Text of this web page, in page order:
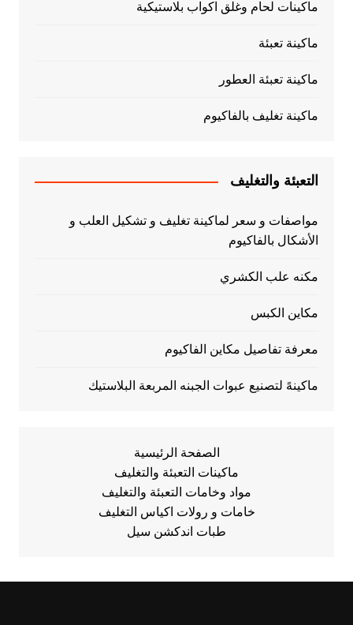
ماكينات لحام وغلق اكواب بلاستيكية
ماكينة تعبئة
ماكينة تعبئة العطور
ماكينة تغليف بالفاكيوم
التعبئة والتغليف
مواصفات و سعر لماكينة تغليف و تشكيل العلب و
الأشكال بالفاكيوم
مكنه علب الكشري
مكاين الكبس
معرفة تفاصيل مكاين الفاكيوم
ماكينهً لتصنيع عبوات الجبنه المربعة البلاستيك
الصفحة الرئيسية
ماكينات التعبئة والتغليف
مواد وخامات التعبئة والتغليف
خامات و رولات اكياس التغليف
طبات اندكشن سيل